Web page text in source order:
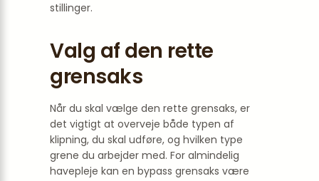
stillinger.
Valg af den rette
grensaks
Når du skal vælge den rette grensaks, er
det vigtigt at overveje både typen af
klipning, du skal udføre, og hvilken type
grene du arbejder med. For almindelig
havepleje kan en bypass grensaks være